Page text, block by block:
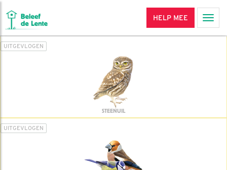
HELP MEE
UITGEVLOGEN
STEENUIL
UITGEVLOGEN